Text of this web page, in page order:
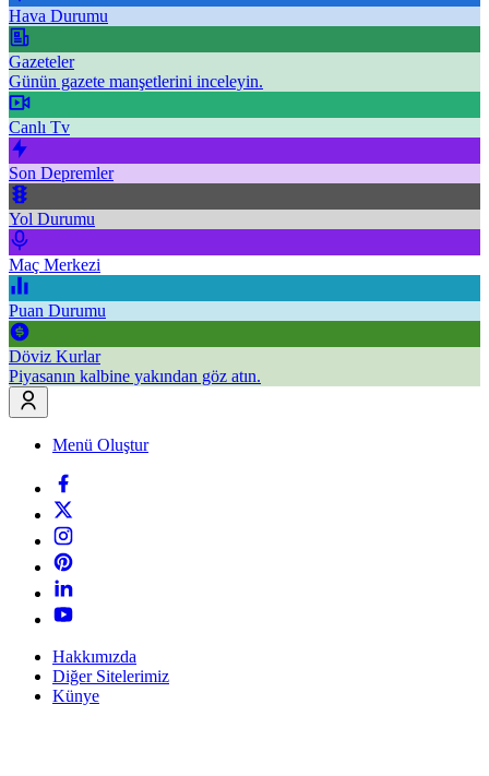
Hava Durumu
Gazeteler
Günün gazete manşetlerini inceleyin.
Canlı Tv
Son Depremler
Yol Durumu
Maç Merkezi
Puan Durumu
Döviz Kurlar
Piyasanın kalbine yakından göz atın.
Menü Oluştur
Hakkımızda
Diğer Sitelerimiz
Künye